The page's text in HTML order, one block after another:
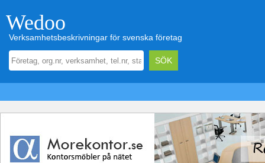
Wedoo
Verksamhetsbeskrivningar för svenska företag